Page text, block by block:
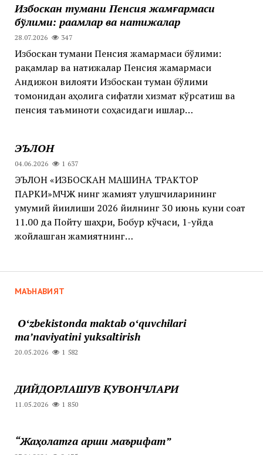
Избоскан тумани Пенсия жамғармаси
бўлими: рақамлар ва натижалар
28.07.2026 347
Избоскан тумани Пенсия жамғармаси бўлими:
рақамлар ва натижалар Пенсия жамғармаси
Андижон вилояти Избоскан туман бўлими
томонидан аҳолига сифатли хизмат кўрсатиш ва
пенсия таъминоти соҳасидаги ишлар…
ЭЪЛОН
04.06.2026 1 637
ЭЪЛОН «ИЗБОСКАН МАШИНА ТРАКТОР
ПАРКИ»МЧЖ нинг жамият улушчиларининг
умумий йиғилиши 2026 йилнинг 30 июнь куни соат
11.00 да Пойтуғ шаҳри, Бобур кўчаси, 1-уйда
жойлашган жамиятнинг…
МАЪНАВИЯТ
Oʻzbekistonda maktab oʻquvchilari
maʼnaviyatini yuksaltirish
20.05.2026 1 582
ДИЙДОРЛАШУВ ҚУВОНЧЛАРИ
11.05.2026 1 850
“Жаҳолатга қарши маърифат”